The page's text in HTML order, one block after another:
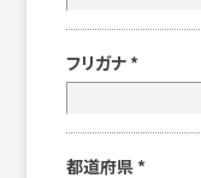
フリガナ *
都道府県 *